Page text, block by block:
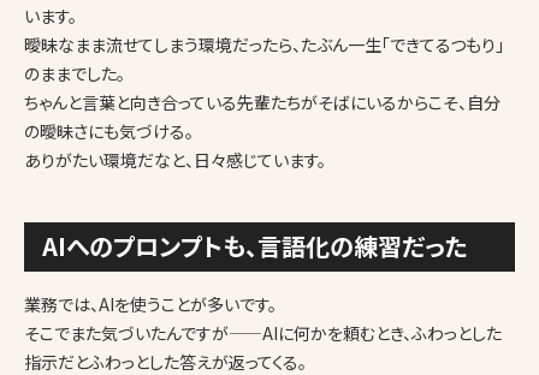
います。
曖昧なまま流せてしまう環境だったら、たぶん一生「できてるつもり」
のままでした。
ちゃんと言葉と向き合っている先輩たちがそばにいるからこそ、自分
の曖昧さにも気づける。
ありがたい環境だなと、日々感じています。
AIへのプロンプトも、言語化の練習だった
業務では、AIを使うことが多いです。
そこでまた気づいたんですが——AIに何かを頼むとき、ふわっとした
指示だとふわっとした答えが返ってくる。